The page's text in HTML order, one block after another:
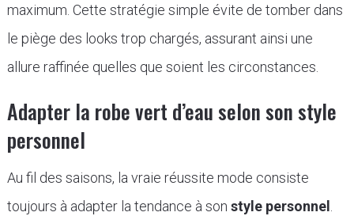
maximum. Cette stratégie simple évite de tomber dans
le piège des looks trop chargés, assurant ainsi une
allure raffinée quelles que soient les circonstances.
Adapter la robe vert d’eau selon son style
personnel
Au fil des saisons, la vraie réussite mode consiste
toujours à adapter la tendance à son style personnel .